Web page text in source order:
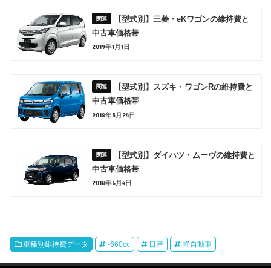
【型式別】三菱・eKワゴンの維持費と
中古車価格帯
2019年1月1日
【型式別】スズキ・ワゴンRの維持費と
中古車価格帯
2018年5月24日
【型式別】ダイハツ・ムーヴの維持費と
中古車価格帯
2018年6月4日
車種別維持費データ -660cc 日産 軽自動車